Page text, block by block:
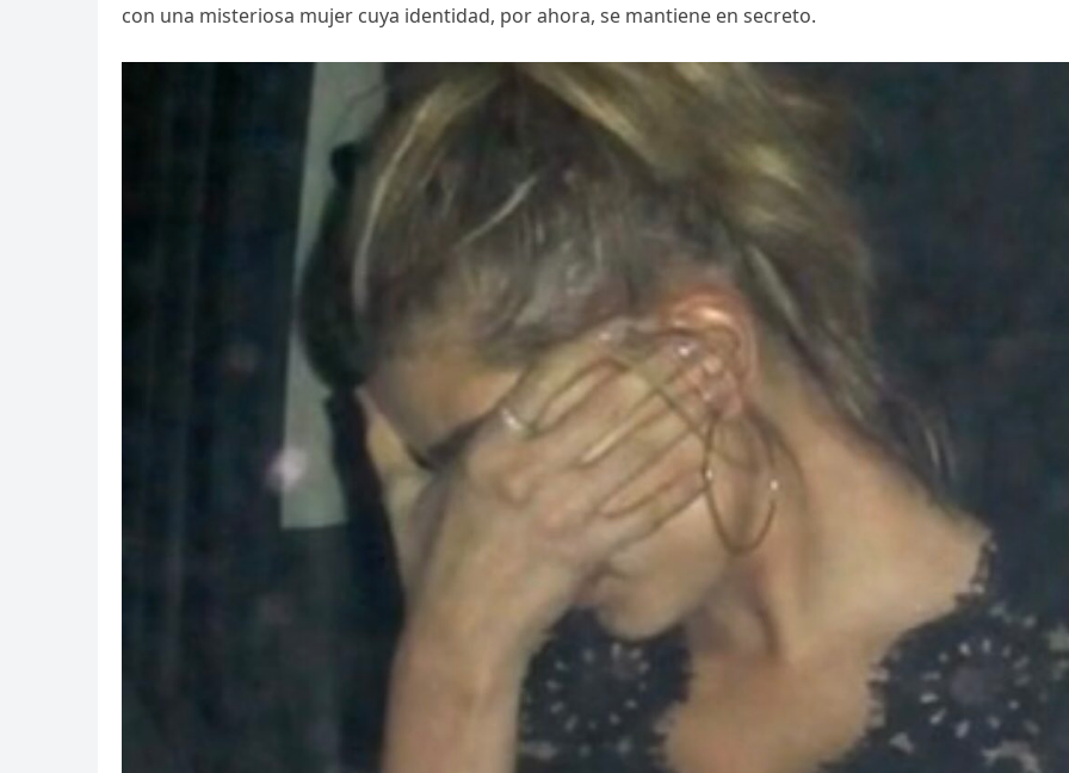
con una misteriosa mujer cuya identidad, por ahora, se mantiene en secreto.